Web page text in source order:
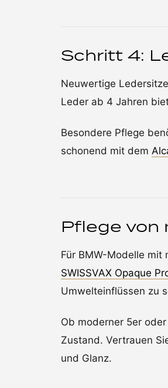
Schritt 4:
Neuwertige
Leder ab 4 Jahren
Besondere Pflege
schonend mit dem
Pflege von
Für BMW-Modelle
SWISSVAX Opaque
Umwelteinflüssen zu
Ob moderner 5er
Zustand. Vertrauen
und Glanz.